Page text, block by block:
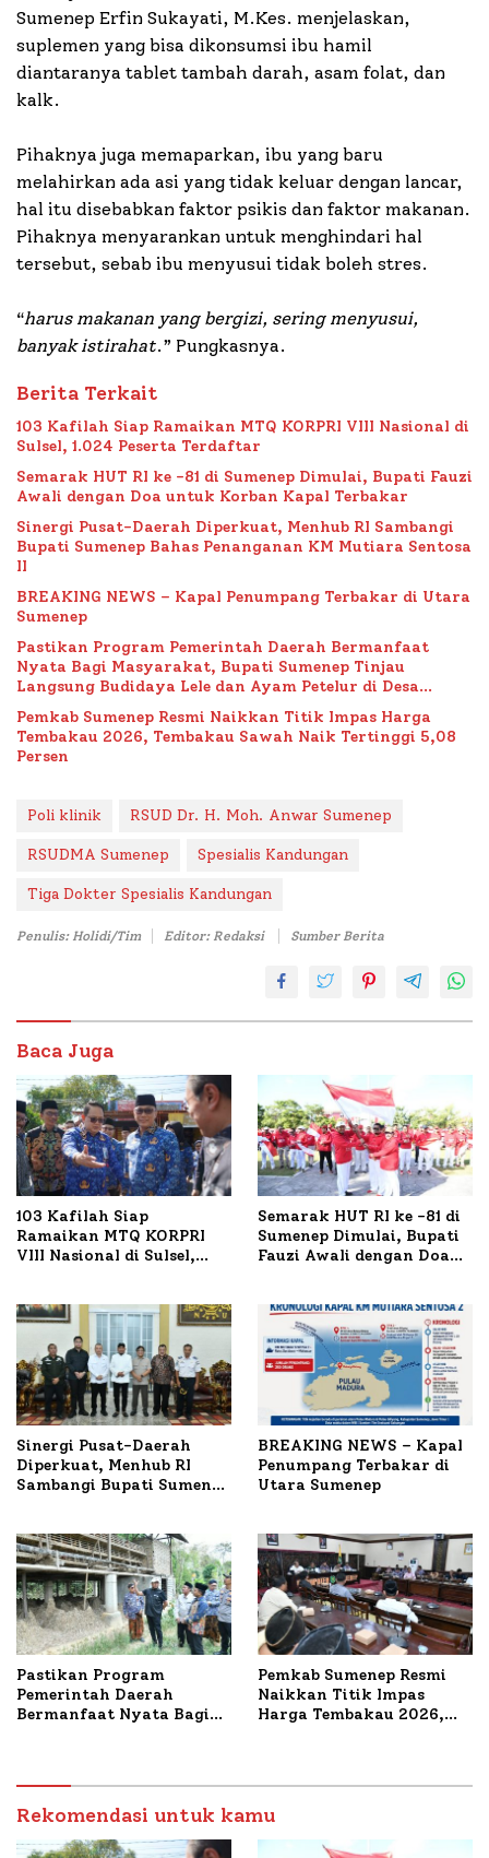
Sumenep Erfin Sukayati, M.Kes. menjelaskan,
suplemen yang bisa dikonsumsi ibu hamil
diantaranya tablet tambah darah, asam folat, dan
kalk.
Pihaknya juga memaparkan, ibu yang baru
melahirkan ada asi yang tidak keluar dengan lancar,
hal itu disebabkan faktor psikis dan faktor makanan.
Pihaknya menyarankan untuk menghindari hal
tersebut, sebab ibu menyusui tidak boleh stres.
“harus makanan yang bergizi, sering menyusui,
banyak istirahat.” Pungkasnya.
Berita Terkait
103 Kafilah Siap Ramaikan MTQ KORPRI VIII Nasional di
Sulsel, 1.024 Peserta Terdaftar
Semarak HUT RI ke -81 di Sumenep Dimulai, Bupati Fauzi
Awali dengan Doa untuk Korban Kapal Terbakar
Sinergi Pusat-Daerah Diperkuat, Menhub RI Sambangi
Bupati Sumenep Bahas Penanganan KM Mutiara Sentosa
II
BREAKING NEWS – Kapal Penumpang Terbakar di Utara
Sumenep
Pastikan Program Pemerintah Daerah Bermanfaat
Nyata Bagi Masyarakat, Bupati Sumenep Tinjau
Langsung Budidaya Lele dan Ayam Petelur di Desa
Pemkab Sumenep Resmi Naikkan Titik Impas Harga
Tembakau 2026, Tembakau Sawah Naik Tertinggi 5,08
Persen
Poli klinik RSUD Dr. H. Moh. Anwar Sumenep
RSUDMA Sumenep Spesialis Kandungan
Tiga Dokter Spesialis Kandungan
Penulis: Holidi/Tim Editor: Redaksi Sumber Berita
Baca Juga
103 Kafilah Siap
Ramaikan MTQ KORPRI
VIII Nasional di Sulsel,
Semarak HUT RI ke -81 di
Sumenep Dimulai, Bupati
Fauzi Awali dengan Doa
Sinergi Pusat-Daerah
Diperkuat, Menhub RI
Sambangi Bupati Sumenep
BREAKING NEWS – Kapal
Penumpang Terbakar di
Utara Sumenep
Pastikan Program
Pemerintah Daerah
Bermanfaat Nyata Bagi
Petelur di Desa Bataal
Timur
Pemkab Sumenep Resmi
Naikkan Titik Impas
Harga Tembakau 2026,
Rekomendasi untuk kamu